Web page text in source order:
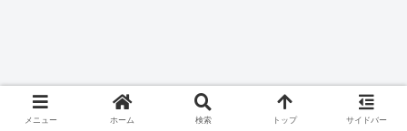
メニュー ホーム 検索 トップ サイドバー